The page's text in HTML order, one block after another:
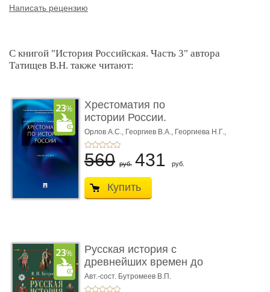
Написать рецензию
С книгой "История Российская. Часть 3" автора
Татищев В.Н. также читают:
Хрестоматия по
истории России.
Учебное пособи� ...
Орлов А.С., Георгиев В.А., Георгиева Н.Г.,
Сивохина Т.А.
560 руб. 431 руб.
Купить
Русская история с
древнейших времен до
наших д ...
Авт.-сост. Бутромеев В.П.